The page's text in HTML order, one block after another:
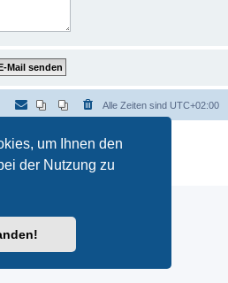
um Ihnen den
der Nutzung zu
Alle Zeiten sind UTC+02:00
® Forum Software © phpBB Limited
durch
|Nutzungsbedingungen